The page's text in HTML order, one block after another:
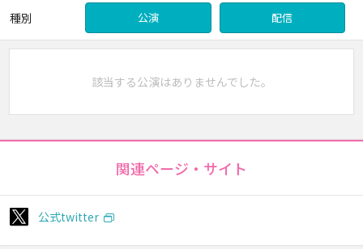
種別 公演 配信
該当する公演はありませんでした。
関連ページ・サイト
公式twitter